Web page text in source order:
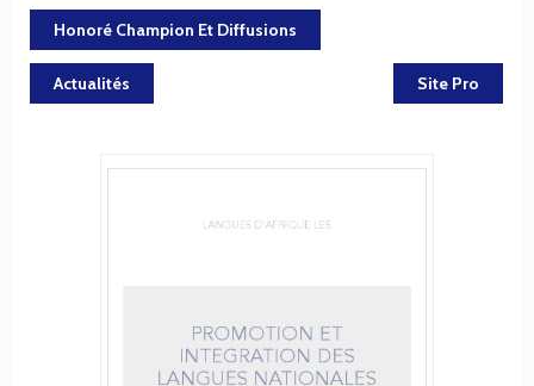
Honoré Champion Et Diffusions
Actualités Site Pro